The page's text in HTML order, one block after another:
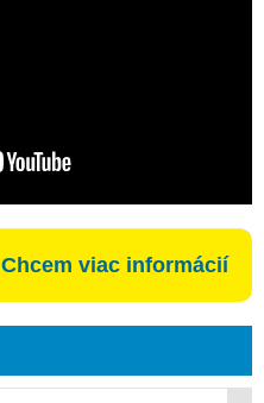
Chcem viac informácií